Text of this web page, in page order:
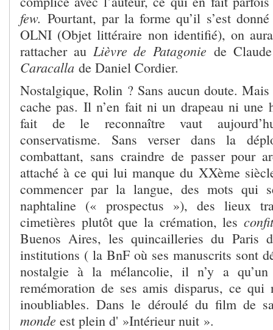
few.Pourtant, par la forme qu’il s’est
OLNI (Objet littéraire non identifié), on
rattacher au Lièvre de Patagonie de
Caracalla de Daniel Cordier.
Nostalgique, Rolin ? Sans aucun doute.
cache pas. Il n’en fait ni un drapeau ni une
fait de le reconnaître vaut
conservatisme. Sans verser dans la
combattant, sans craindre de passer pour
attaché à ce qui lui manque du XXème
commencer par la langue, des mots qui
naphtaline (« prospectus »), des lieux
cimetières plutôt que la crémation, les
Buenos Aires, les quincailleries du Paris
institutions ( la BnF où ses manuscrits sont
nostalgie à la mélancolie, il n’y a
remémoration de ses amis disparus, ce qui
inoubliables. Dans le déroulé du film de
monde est plein d' »Intérieur nuit ».